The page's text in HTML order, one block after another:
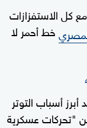
كل الاستفزازات
خط أحمر لا
أسباب التوتر
عن "تحركات عسكرية